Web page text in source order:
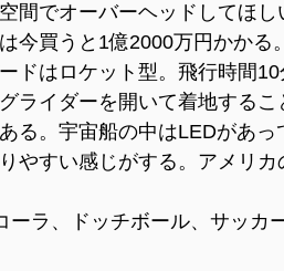
間でオーバーヘッドしてほ
今買うと1億2000万円かか
ドはロケット型。飛行時間
ライダーを開いて着地する
る。宇宙船の中はLEDがあ
やすい感じがする。アメリ
ーラ、ドッチボール、サッカ